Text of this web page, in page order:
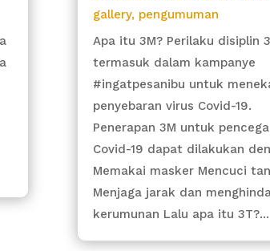
gallery, pengumuman
Apa itu 3M? Perilaku disiplin
termasuk dalam kampanye
#ingatpesanibu untuk
penyebaran virus Covid-19.
Penerapan 3M untuk
Covid-19 dapat dilakukan
Memakai masker Mencuci
Menjaga jarak dan
kerumunan Lalu apa itu 3T?...